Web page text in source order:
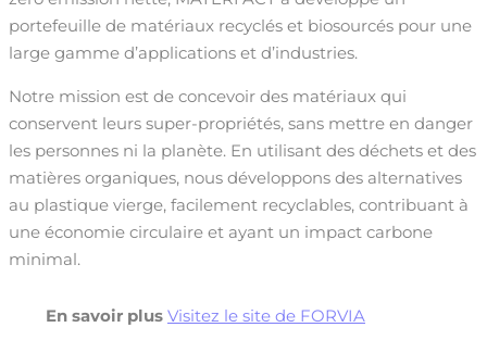
portefeuille de matériaux recyclés et biosourcés pour une
large gamme d’applications et d’industries.
Notre mission est de concevoir des matériaux qui
conservent leurs super-propriétés, sans mettre en danger
les personnes ni la planète. En utilisant des déchets et des
matières organiques, nous développons des alternatives
au plastique vierge, facilement recyclables, contribuant à
une économie circulaire et ayant un impact carbone
minimal.
En savoir plus Visitez le site de FORVIA